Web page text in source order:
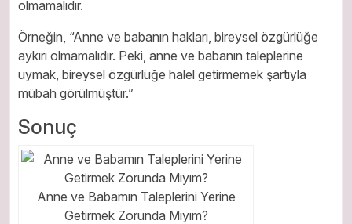
olmamalıdır.
Örneğin, “Anne ve babanın hakları, bireysel özgürlüğe
aykırı olmamalıdır. Peki, anne ve babanın taleplerine
uymak, bireysel özgürlüğe halel getirmemek şartıyla
mübah görülmüştür.”
Sonuç
Anne ve Babamın Taleplerini Yerine
Getirmek Zorunda Mıyım?